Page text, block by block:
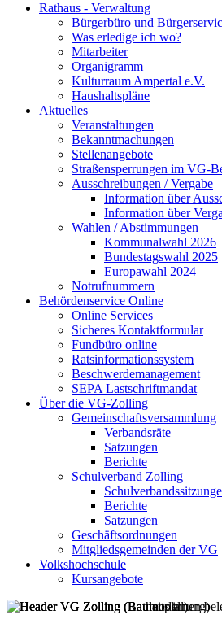
Rathaus - Verwaltung
Bürgerbüro und
Was erledige ich wo?
Mitarbeiter
Organigramm
Kulturraum Ampertal e.V.
Haushaltspläne
Aktuelles
Veranstaltungen
Bekanntmachungen
Stellenangebote
Straßensperrungen im VG-
Ausschreibungen / Vergabe
Information über
Information über
Wahlen / Abstimmungen
Kommunalwahl 2026
Bundestagswahl 2025
Europawahl 2024
Notrufnummern
Behördenservice Online
Online Services
Sicheres Kontaktformular
Fundbüro online
Ratsinformationssystem
Beschwerdemanagement
SEPA Lastschriftmandat
Über die VG-Zolling
Gemeinschaftsversammlung
Verbandsräte
Satzungen
Berichte
Schulverband Zolling
Berichte
Satzungen
Geschäftsordnungen
Mitgliedsgemeinden der VG
Volkshochschule
Kursangebote